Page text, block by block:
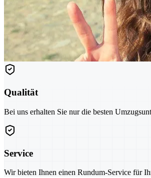
Qualität
Bei uns erhalten Sie nur die besten
Service
Wir bieten Ihnen einen Rundum-Service für